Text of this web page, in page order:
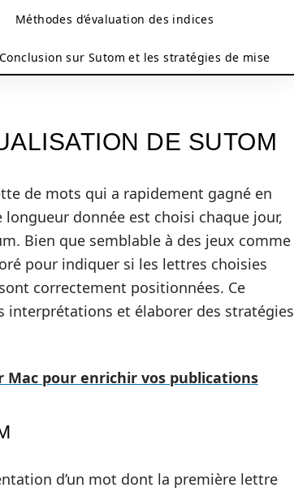
Méthodes d’évaluation des indices
Conclusion sur Sutom et les stratégies de mise
DE SUTOM
de mots qui a rapidement gagné en
donnée est choisi chaque jour,
Bien que semblable à des jeux comme
pour indiquer si les lettres choisies
correctement positionnées. Ce
interprétations et élaborer des stratégies
pour enrichir vos publications
d’un mot dont la première lettre